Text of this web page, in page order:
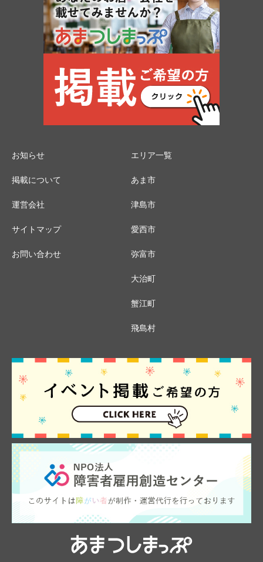
お知らせ
掲載について
運営会社
サイトマップ
お問い合わせ
エリア一覧
あま市
津島市
愛西市
弥富市
大治町
蟹江町
飛島村